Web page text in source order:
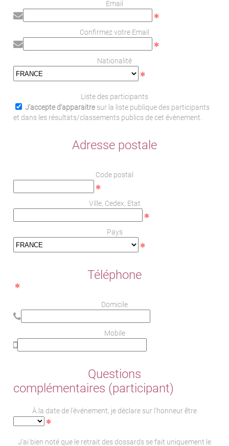
Email
Confirmez votre Email
Nationalité
Liste des participants
J'accepte d'apparaitresur la liste publique des participants
et dans les résultats/classements publics de cet évènement.
Adresse postale
Code postal
Ville, Cedex, Etat
Pays
Téléphone
Domicile
Mobile
Questions
complémentaires (participant)
À la date de l'événement, je déclare sur l'honneur être
J'ai bien noté que le retrait des dossards se fait uniquement le